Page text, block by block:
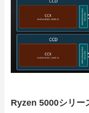
Ryzen 5000シリー